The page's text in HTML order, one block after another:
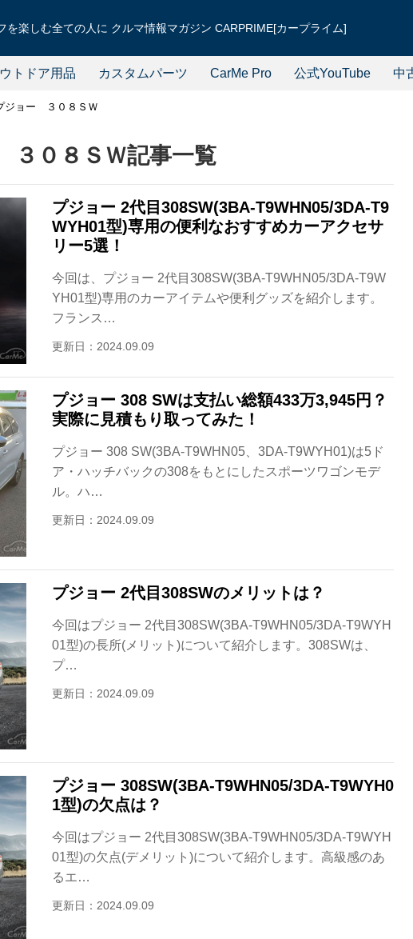
を楽しむ全ての人に クルマ情報マガジン CARPRIME[カープライム]
トドア用品 カスタムパーツ CarMe Pro 公式YouTube 中
ジョー ３０８ＳＷ
０８ＳＷ記事一覧
プジョー 2代目308SW(3BA-T9WHN05/3DA-T9
WYH01型)専用の便利なおすすめカーアクセサ
リー5選！
今回は、プジョー 2代目308SW(3BA-T9WHN05/3DA-T9W
YH01型)専用のカーアイテムや便利グッズを紹介します。
フランス…
更新日：2024.09.09
プジョー 308 SWは支払い総額433万3,945円？
実際に見積もり取ってみた！
プジョー 308 SW(3BA-T9WHN05、3DA-T9WYH01)は5ド
ア・ハッチバックの308をもとにしたスポーツワゴンモデ
ル。ハ…
更新日：2024.09.09
プジョー 2代目308SWのメリットは？
今回はプジョー 2代目308SW(3BA-T9WHN05/3DA-T9WYH
01型)の長所(メリット)について紹介します。308SWは、
プ…
更新日：2024.09.09
プジョー 308SW(3BA-T9WHN05/3DA-T9WYH0
1型)の欠点は？
今回はプジョー 2代目308SW(3BA-T9WHN05/3DA-T9WYH
01型)の欠点(デメリット)について紹介します。高級感のあ
るエ…
更新日：2024.09.09